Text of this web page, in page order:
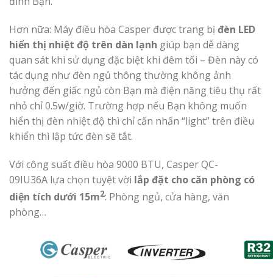
Hơn nữa: Máy điều hòa Casper được trang bị đèn LED
hiển thị nhiệt độ trên dàn lạnh giúp bạn dễ dàng
quan sát khi sử dụng đặc biệt khi đêm tối – Đèn này có
tác dụng như đèn ngủ thông thường không ảnh
hưởng đến giấc ngủ còn Bạn mà điện năng tiêu thụ rất
nhỏ chỉ 0.5w/giờ. Trường hợp nếu Bạn không muốn
hiển thị đèn nhiệt độ thì chỉ cấn nhấn “light” trên điều
khiển thì lập tức đèn sẽ tắt.
Với công suất điều hòa 9000 BTU, Casper QC-
09IU36A lựa chọn tuyệt vời lắp đặt cho căn phòng có
diện tích dưới 15m2: Phòng ngủ, cửa hàng, văn
phòng…